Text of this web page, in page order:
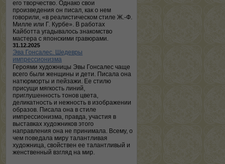
его творчество. Однако свои
произведения он писал, как о нем
говорили, «в реалистическом стиле Ж.-Ф.
Милле или Г. Курбе». В работах
Кайботта угадывалось знакомство
мастера с японскими гравюрами.
31.12.2025
Эва Гонсалес. Шедевры
импрессионизма
Героями художницы Эвы Гонсалес чаще
всего были женщины и дети. Писала она
натюрморты и пейзажи. Ее стилю
присущи мягкость линий,
приглушенность тонов цвета,
деликатность и нежность в изображении
образов. Писала она в стиле
импрессионизма, правда, участия в
выставках художников этого
направления она не принимала. Всему, о
чем поведала миру талантливая
художница, свойствен ее талантливый и
женственный взгляд на мир.